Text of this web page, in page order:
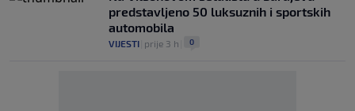
predstavljeno 50 luksuznih i sportskih
automobila
VIJESTI prije 3 h 0